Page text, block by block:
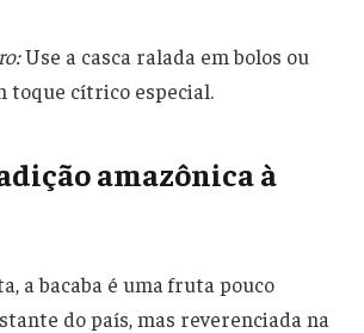
Use a casca ralada em bolos ou
toque cítrico especial.
amazônica à
a bacaba é uma fruta pouco
do país, mas reverenciada na